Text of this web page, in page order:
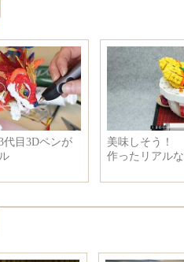
代目3Dペンが
美味しそう！
作ったリアル